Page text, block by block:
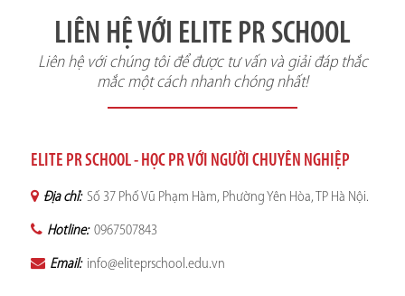
LIÊN HỆ VỚI ELITE PR SCHOOL
Liên hệ với chúng tôi để được tư vấn và giải đáp thắc
mắc một cách nhanh chóng nhất!
ELITE PR SCHOOL - HỌC PR VỚI NGƯỜI CHUYÊN NGHIỆP
Địa chỉ: Số 37 Phố Vũ Phạm Hàm, Phường Yên Hòa, TP Hà Nội.
Hotline: 0967507843
Email: info@eliteprschool.edu.vn